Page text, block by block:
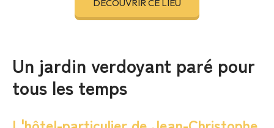
DÉCOUVRIR CE LIEU
Un jardin verdoyant paré pour
tous les temps